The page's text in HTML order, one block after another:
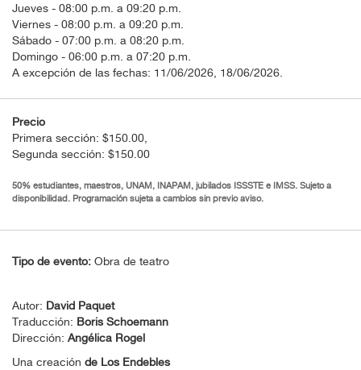
Jueves - 08:00 p.m. a 09:20 p.m.
Viernes - 08:00 p.m. a 09:20 p.m.
Sábado - 07:00 p.m. a 08:20 p.m.
Domingo - 06:00 p.m. a 07:20 p.m.
A excepción de las fechas: 11/06/2026, 18/06/2026.
Precio
Primera sección: $150.00,
Segunda sección: $150.00
50% estudiantes, maestros, UNAM, INAPAM, jubilados ISSSTE e IMSS. Sujeto a
disponibilidad. Programación sujeta a cambios sin previo aviso.
Tipo de evento: Obra de teatro
Autor: David Paquet
Traducción: Boris Schoemann
Dirección: Angélica Rogel
Una creación de Los Endebles